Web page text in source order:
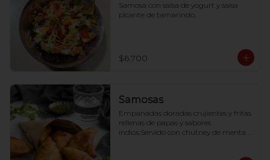
Samosa con salsa de yogurt y salsa
picante de tamarindo.
$6.700
Samosas
Empanadas doradas crujientes y fritas
rellenas de papas y sabores
indios.Servido con chutney de menta y